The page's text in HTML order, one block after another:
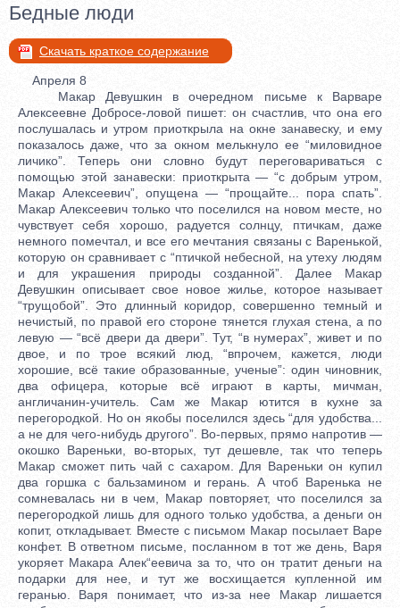
Бедные люди
Скачать краткое содержание
Апреля 8
Макар Девушкин в очередном письме к Варваре
Алексеевне Добросе-ловой пишет: он счастлив, что она его
послушалась и утром приоткрыла на окне занавеску, и ему
показалось даже, что за окном мелькнуло ее “миловидное
личико”. Теперь они словно будут переговариваться с
помощью этой занавески: приоткрыта — “с добрым утром,
Макар Алексеевич”, опущена — “прощайте... пора спать”.
Макар Алексеевич только что поселился на новом месте, но
чувствует себя хорошо, радуется солнцу, птичкам, даже
немного помечтал, и все его мечтания связаны с Варенькой,
которую он сравнивает с “птичкой небесной, на утеху людям
и для украшения природы созданной”. Далее Макар
Девушкин описывает свое новое жилье, которое называет
“трущобой”. Это длинный коридор, совершенно темный и
нечистый, по правой его стороне тянется глухая стена, а по
левую — “всё двери да двери”. Тут, “в нумерах”, живет и по
двое, и по трое всякий люд, “впрочем, кажется, люди
хорошие, всё такие образованные, ученые”: один чиновник,
два офицера, которые всё играют в карты, мичман,
англичанин-учитель. Сам же Макар ютится в кухне за
перегородкой. Но он якобы поселился здесь “для удобства...
а не для чего-нибудь другого”. Во-первых, прямо напротив —
окошко Вареньки, во-вторых, тут дешевле, так что теперь
Макар сможет пить чай с сахаром. Для Вареньки он купил
два горшка с бальзамином и герань. А чтоб Варенька не
сомневалась ни в чем, Макар повторяет, что поселился за
перегородкой лишь для одного только удобства, а деньги он
копит, откладывает. Вместе с письмом Макар посылает Варе
конфет. В ответном письме, посланном в тот же день, Варя
укоряет Макара Алек“еевича за то, что он тратит деньги на
подарки для нее, и тут же восхищается купленной им
геранью. Варя понимает, что из-за нее Макар лишается